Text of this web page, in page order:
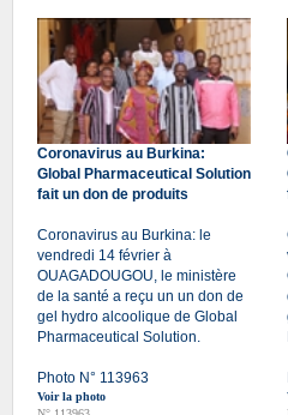
Coronavirus au Burkina:
Global Pharmaceutical Solution
fait un don de produits
Coronavirus au Burkina: le
vendredi 14 février à
OUAGADOUGOU, le ministère
de la santé a reçu un un don de
gel hydro alcoolique de Global
Pharmaceutical Solution.
Photo N° 113963
Voir la photo